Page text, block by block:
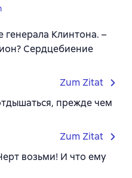
Клинтона. –
Сердцебиение
Zum Zitat
прежде чем
Zum Zitat
возьми! И что ему